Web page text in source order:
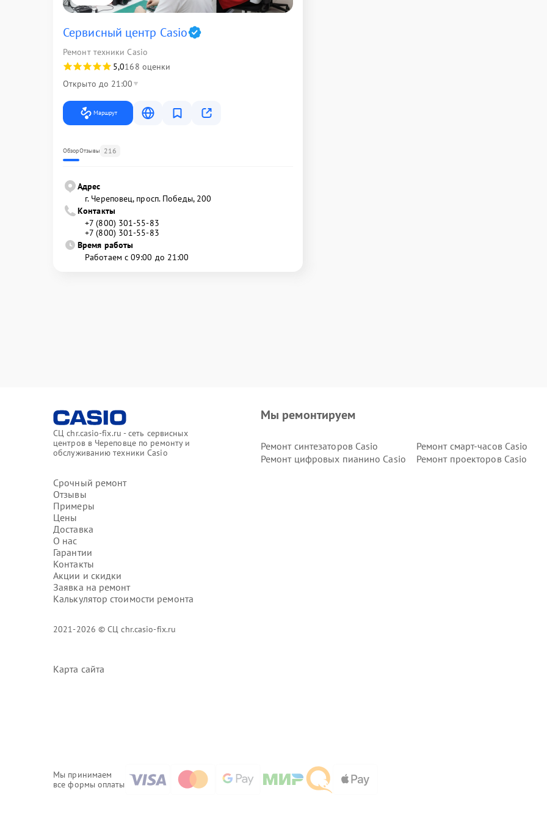
Сервисный центр Casio
Ремонт техники Casio
5,0168 оценки
Открыто до 21:00
Маршрут
ОбзорОтзывы 216
Адрес
г. Череповец, просп. Победы, 200
Контакты
+7 (800) 301-55-83
+7 (800) 301-55-83
Время работы
Работаем с 09:00 до 21:00
СЦ chr.casio-fix.ru - сеть сервисных
центров в Череповце по ремонту и
обслуживанию техники Casio
Срочный ремонт
Отзывы
Примеры
Цены
Доставка
О нас
Гарантии
Контакты
Акции и скидки
Заявка на ремонт
Калькулятор стоимости ремонта
2021-2026 © СЦ chr.casio-fix.ru
Карта сайта
Мы принимаем
все формы оплаты
Мы ремонтируем
Ремонт синтезаторов Casio
Ремонт смарт-часов Casio
Ремонт цифровых пианино Casio
Ремонт проекторов Casio